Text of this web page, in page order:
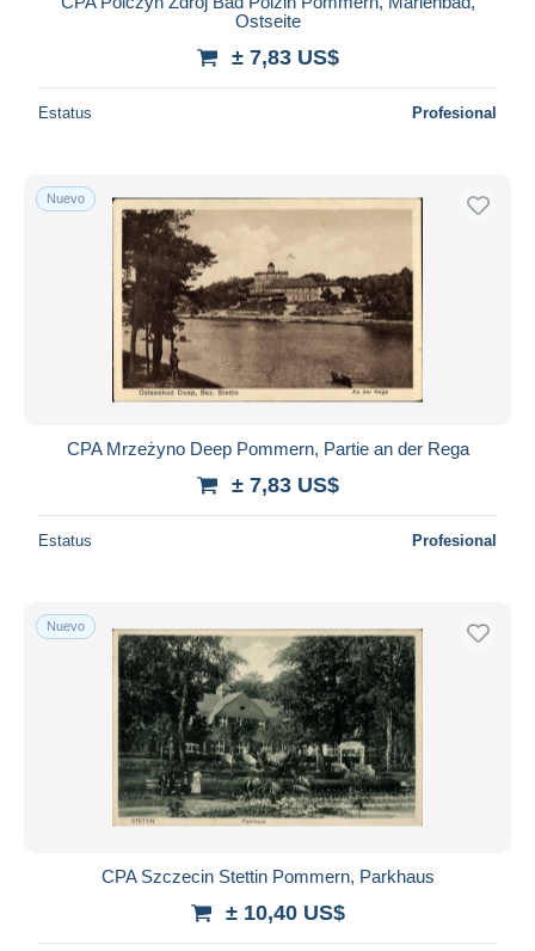
Ostseite
± 7,83 US$
Estatus Profesional
Nuevo
CPA Mrzeżyno Deep Pommern, Partie an der Rega
± 7,83 US$
Estatus Profesional
Nuevo
CPA Szczecin Stettin Pommern, Parkhaus
± 10,40 US$